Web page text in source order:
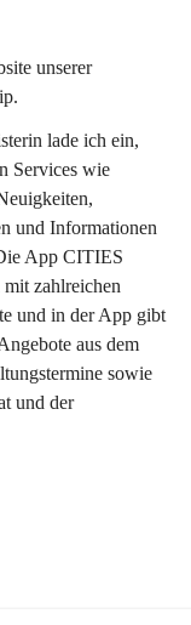
unserer
lade ich ein,
Services wie
und Informationen
App CITIES
zahlreichen
und in der App gibt
aus dem
sowie
und der